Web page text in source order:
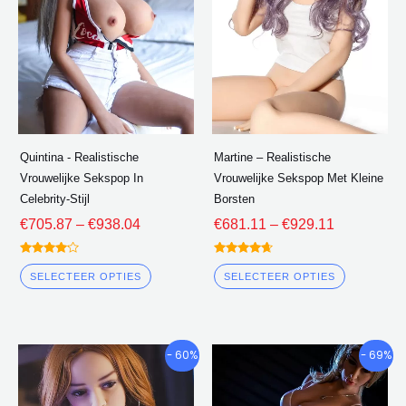
Quintina - Realistische
Vrouwelijke Sekspop In
Celebrity-Stijl
€705.87 – €938.04
Beoordeeld
4.00
uit 5
SELECTEER OPTIES
varianten.
De
opties
kunnen
worden
productpagina
Martine – Realistische
Vrouwelijke Sekspop Met Kleine
Borsten
€681.11 – €929.11
Beoordeeld
4.50
uit 5
SELECTEER OPTIES
De
kunnen
worden
op
- 60%
Prijsklasse:
€742.17
door
Dit
product
- 69%
€670.52
door
Dit
product